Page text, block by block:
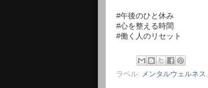
#午後のひと休み
#心を整える時間
#働く人のリセット
ラベル: メンタルウェルネス ,